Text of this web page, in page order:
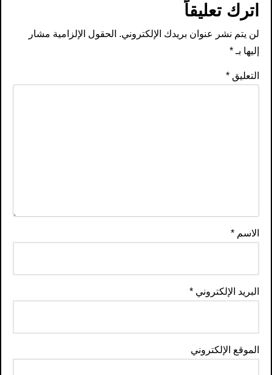
اترك تعليقاً
لن يتم نشر عنوان بريدك الإلكتروني. الحقول الإلزامية مشار
إليها بـ*
التعليق*
الاسم*
البريد الإلكتروني*
الموقع الإلكتروني